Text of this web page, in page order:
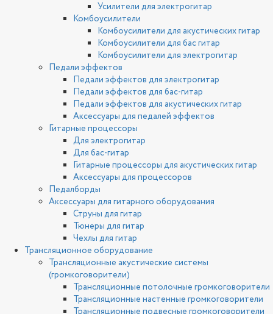
Усилители для электрогитар
Комбоусилители
Комбоусилители для акустических гитар
Комбоусилители для бас гитар
Комбоусилители для электрогитар
Педали эффектов
Педали эффектов для электрогитар
Педали эффектов для бас-гитар
Педали эффектов для акустических гитар
Аксессуары для педалей эффектов
Гитарные процессоры
Для электрогитар
Для бас-гитар
Гитарные процессоры для акустических гитар
Аксессуары для процессоров
Педалборды
Аксессуары для гитарного оборудования
Струны для гитар
Тюнеры для гитар
Чехлы для гитар
Трансляционное оборудование
Трансляционные акустические системы
(громкоговорители)
Трансляционные потолочные громкоговорители
Трансляционные настенные громкоговорители
Трансляционные подвесные громкоговорители